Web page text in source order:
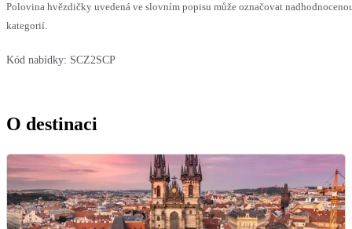
Polovina hvězdičky uvedená ve slovním popisu může označovat
kategorií.
Kód nabídky: SCZ2SCP
O destinaci